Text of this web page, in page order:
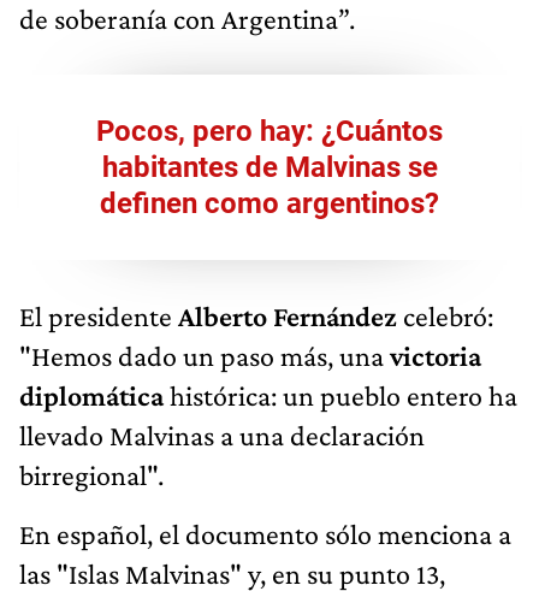
de soberanía con Argentina”.
Pocos, pero hay: ¿Cuántos
habitantes de Malvinas se
definen como argentinos?
El presidente Alberto Fernández celebró:
"Hemos dado un paso más, unavictoria
diplomáticahistórica: un pueblo entero ha
llevado Malvinas a una declaración
birregional".
En español, el documento sólo menciona a
las "Islas Malvinas" y, en su punto 13,